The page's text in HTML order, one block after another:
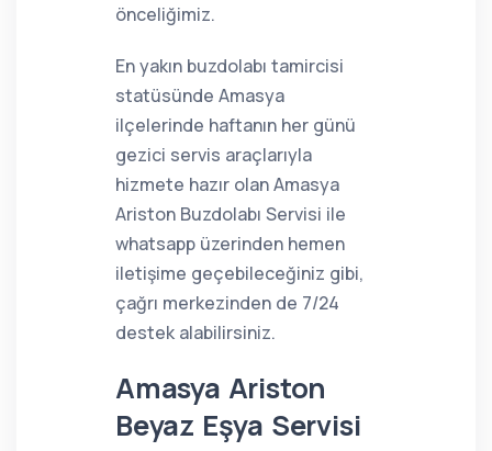
önceliğimiz.
En yakın buzdolabı tamircisi
statüsünde Amasya
ilçelerinde haftanın her günü
gezici servis araçlarıyla
hizmete hazır olan Amasya
Ariston Buzdolabı Servisi ile
whatsapp üzerinden hemen
iletişime geçebileceğiniz gibi,
çağrı merkezinden de 7/24
destek alabilirsiniz.
Amasya Ariston
Beyaz Eşya Servisi